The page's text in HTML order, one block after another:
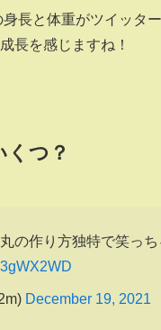
長と体重がツイッタ
長を感じますね！
くつ？
の作り方独特で笑っ
December 19, 2021